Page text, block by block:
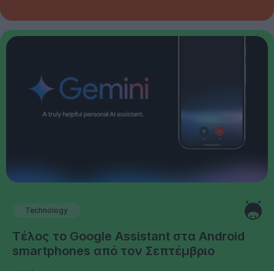
Technology
Τέλος το Google Assistant στα Android
smartphones από τον Σεπτέμβριο